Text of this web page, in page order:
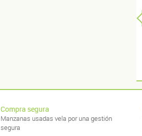
Compra segura
Manzanas usadas vela por una gestión
segura